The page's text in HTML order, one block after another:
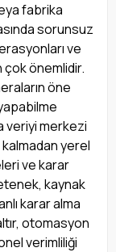
fabrika
sorunsuz
ve
çok önemlidir.
öne
veriyi merkezi
yerel
ve karar
kaynak
karar alma
otomasyon
verimliliği